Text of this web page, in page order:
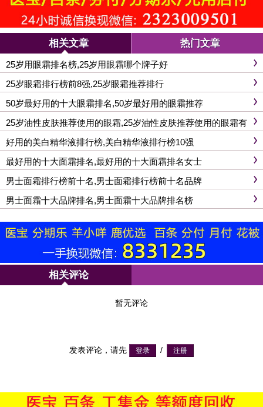
相关文章 热门文章
25岁用眼霜排名榜,25岁用眼霜哪个牌子好
25岁眼霜排行榜前8强,25岁眼霜推荐排行
50岁最好用的十大眼霜排名,50岁最好用的眼霜推荐
25岁油性皮肤推荐使用的眼霜,25岁油性皮肤推荐使用的眼霜有
哪些
好用的美白精华液排行榜,美白精华液排行榜10强
最好用的十大面霜排名,最好用的十大面霜排名女士
男士面霜排行榜前十名,男士面霜排行榜前十名品牌
男士面霜十大品牌排名,男士面霜十大品牌排名榜
相关评论
暂无评论
发表评论，请先 /